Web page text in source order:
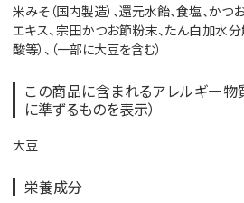
米みそ（国内製造）、還元水飴、食塩、かつ
エキス、宗田かつお節粉末、たん白加水
酸等）、（一部に大豆を含む）
この商品に含まれるアレルギー
に準ずるものを表示）
大豆
栄養成分